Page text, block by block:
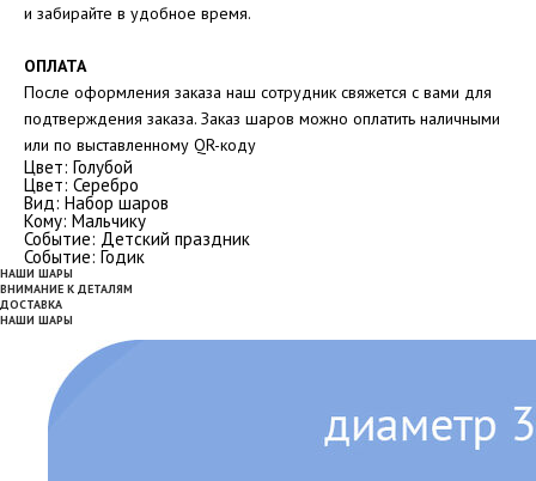
и забирайте в удобное время.
ОПЛАТА
После оформления заказа наш сотрудник свяжется с вами для
подтверждения заказа. Заказ шаров можно оплатить наличными
или по выставленному QR-коду
Цвет: Голубой
Цвет: Серебро
Вид: Набор шаров
Кому: Мальчику
Событие: Детский праздник
Событие: Годик
НАШИ ШАРЫ
ВНИМАНИЕ К ДЕТАЛЯМ
ДОСТАВКА
НАШИ ШАРЫ